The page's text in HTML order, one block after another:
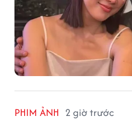
PHIM ẢNH 2 giờ trước